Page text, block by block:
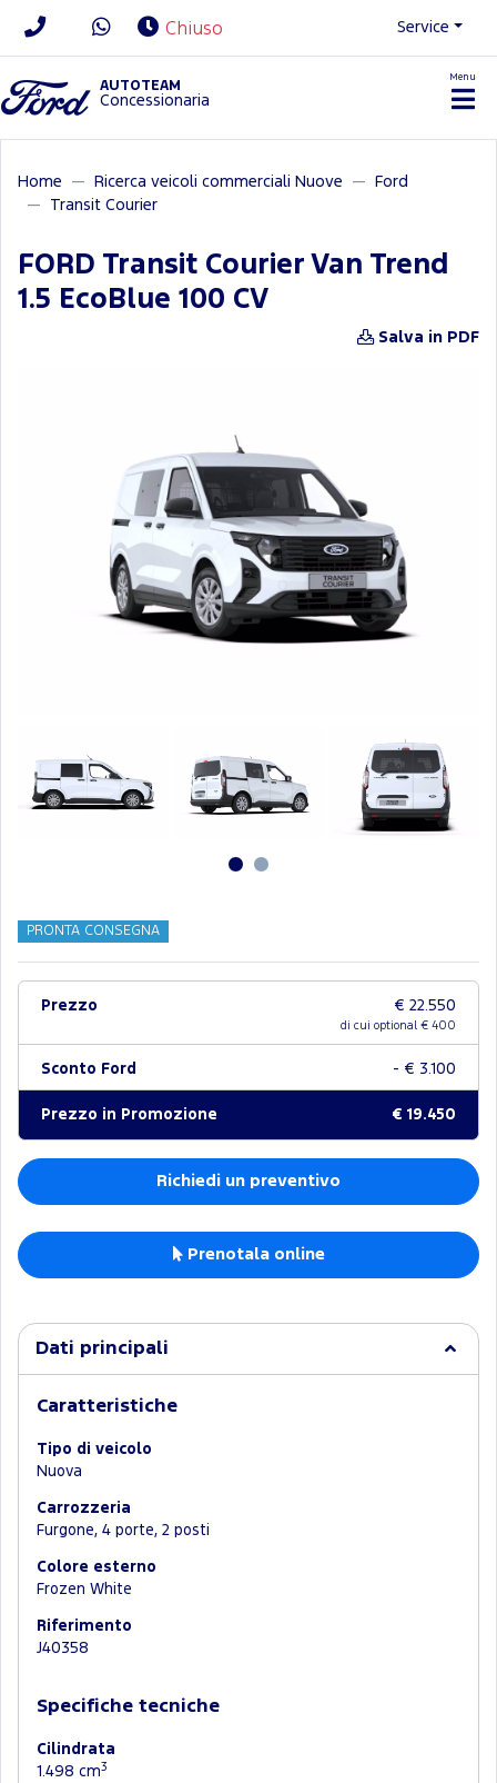
Chiuso Service
AUTOTEAM
Concessionaria
Menu
Home Ricerca veicoli commerciali Nuove
Ford
Transit Courier
FORD Transit Courier Van Trend
1.5 EcoBlue 100 CV
Salva in PDF
PRONTA CONSEGNA
Prezzo € 22.550
di cui optional € 400
Sconto Ford - € 3.100
Prezzo in Promozione € 19.450
Richiedi un preventivo
Prenotala online
Dati principali
Caratteristiche
Tipo di veicolo
Nuova
Carrozzeria
Furgone, 4 porte, 2 posti
Colore esterno
Frozen White
Riferimento
J40358
Specifiche tecniche
Cilindrata
1.498 cm3